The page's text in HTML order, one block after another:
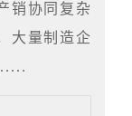
销协同复杂
大量制造企